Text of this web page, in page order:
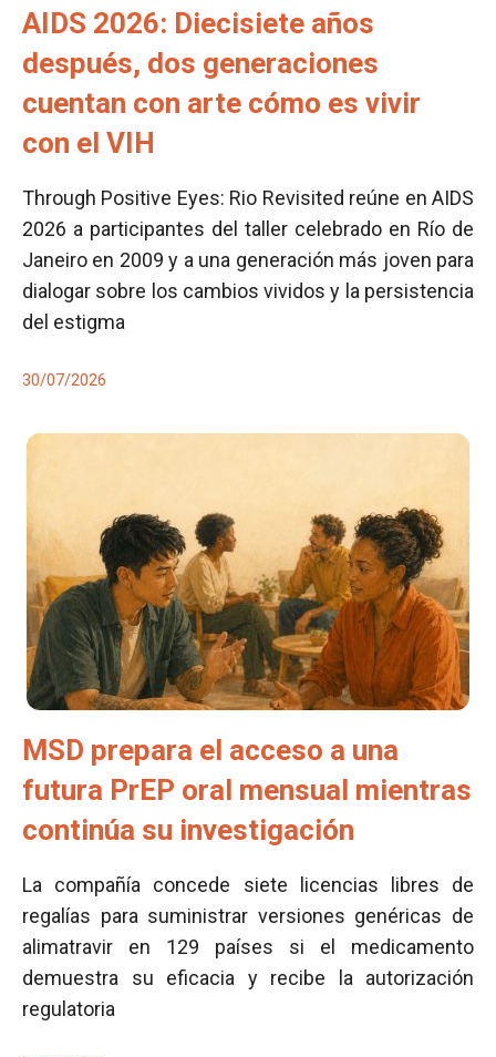
AIDS 2026: Diecisiete años
después, dos generaciones
cuentan con arte cómo es vivir
con el VIH
Through Positive Eyes: Rio Revisited reúne en AIDS
2026 a participantes del taller celebrado en Río de
Janeiro en 2009 y a una generación más joven para
dialogar sobre los cambios vividos y la persistencia
del estigma
30/07/2026
MSD prepara el acceso a una
futura PrEP oral mensual mientras
continúa su investigación
La compañía concede siete licencias libres de
regalías para suministrar versiones genéricas de
alimatravir en 129 países si el medicamento
demuestra su eficacia y recibe la autorización
regulatoria